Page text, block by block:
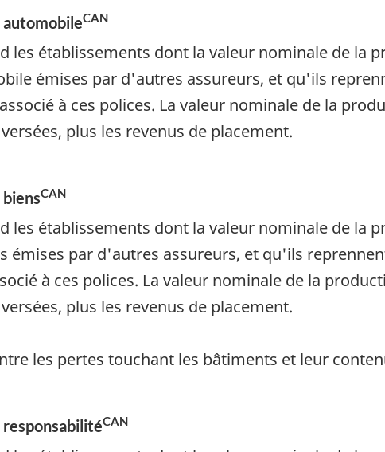
automobileCAN
les établissements dont la valeur nominale de la
émises par d'autres assureurs, et qu'ils
à ces polices. La valeur nominale de la
plus les revenus de placement.
CAN
les établissements dont la valeur nominale de la
émises par d'autres assureurs, et qu'ils
à ces polices. La valeur nominale de la
plus les revenus de placement.
les pertes touchant les bâtiments et leur
CAN